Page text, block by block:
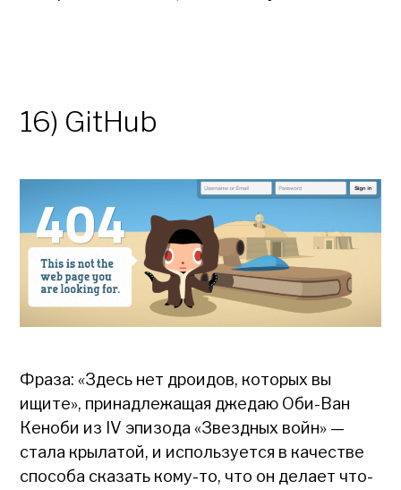
16) GitHub
Фраза: «Здесь нет дроидов, которых вы
ищите», принадлежащая джедаю Оби-Ван
Кеноби из IV эпизода «Звездных войн» —
стала крылатой, и используется в качестве
способа сказать кому-то, что он делает что-